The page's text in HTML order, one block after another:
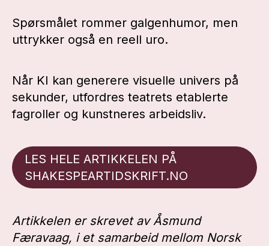
Spørsmålet rommer galgenhumor, men
uttrykker også en reell uro.
Når KI kan generere visuelle univers på
sekunder, utfordres teatrets etablerte
fagroller og kunstneres arbeidsliv.
LES HELE ARTIKKELEN PÅ
SHAKESPEARTIDSKRIFT.NO
Artikkelen er skrevet av Åsmund
Færavaag, i et samarbeid mellom Norsk